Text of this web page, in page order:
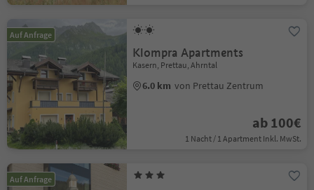
Auf Anfrage
Klompra Apartments
Kasern, Prettau, Ahrntal
6.0 km von Prettau Zentrum
ab 100€
1 Nacht / 1 Apartment Inkl. MwSt.
Auf Anfrage